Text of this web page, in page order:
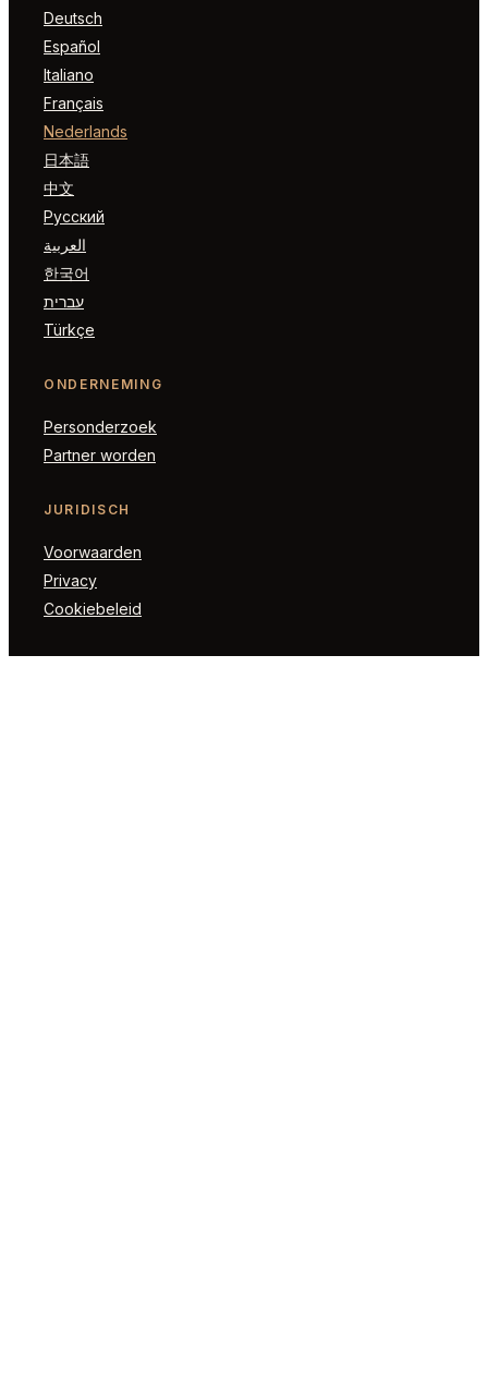
Deutsch
Español
Italiano
Français
Nederlands
日本語
中文
Русский
العربية
한국어
עברית
Türkçe
ONDERNEMING
Personderzoek
Partner worden
JURIDISCH
Voorwaarden
Privacy
Cookiebeleid